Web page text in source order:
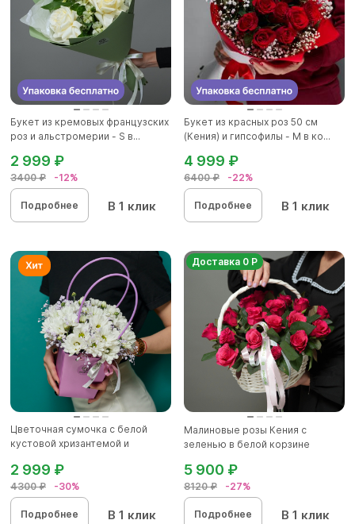
Букет из кремовых французских
роз и альстромерии - S в...
3400 ₽ -12%
2 999 ₽
Подробнее В 1 клик
Букет из красных роз 50 см
(Кения) и гипсофилы - М в ко...
6400 ₽ -22%
4 999 ₽
Подробнее В 1 клик
Цветочная сумочка с белой
кустовой хризантемой и
4300 ₽ -30%
2 999 ₽
Подробнее В 1 клик
Доставка 0 Р
Малиновые розы Кения с
зеленью в белой корзине
8120 ₽ -27%
5 900 ₽
Подробнее В 1 клик